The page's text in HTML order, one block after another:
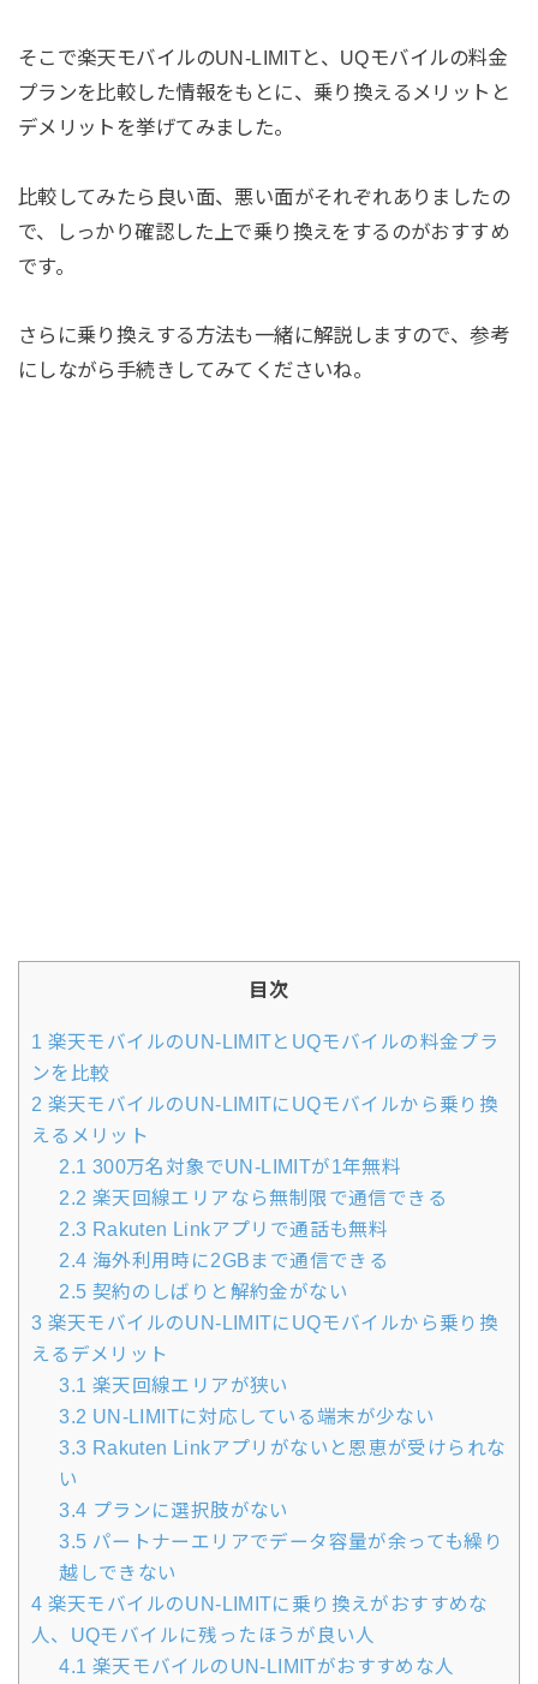
そこで楽天モバイルのUN-LIMITと、UQモバイルの料金
プランを比較した情報をもとに、乗り換えるメリットと
デメリットを挙げてみました。
比較してみたら良い面、悪い面がそれぞれありましたの
で、しっかり確認した上で乗り換えをするのがおすすめ
です。
さらに乗り換えする方法も一緒に解説しますので、参考
にしながら手続きしてみてくださいね。
目次
1 楽天モバイルのUN-LIMITとUQモバイルの料金プラ
ンを比較
2 楽天モバイルのUN-LIMITにUQモバイルから乗り換
えるメリット
2.1 300万名対象でUN-LIMITが1年無料
2.2 楽天回線エリアなら無制限で通信できる
2.3 Rakuten Linkアプリで通話も無料
2.4 海外利用時に2GBまで通信できる
2.5 契約のしばりと解約金がない
3 楽天モバイルのUN-LIMITにUQモバイルから乗り換
えるデメリット
3.1 楽天回線エリアが狭い
3.2 UN-LIMITに対応している端末が少ない
3.3 Rakuten Linkアプリがないと恩恵が受けられな
い
3.4 プランに選択肢がない
3.5 パートナーエリアでデータ容量が余っても繰り
越しできない
4 楽天モバイルのUN-LIMITに乗り換えがおすすめな
人、UQモバイルに残ったほうが良い人
4.1 楽天モバイルのUN-LIMITがおすすめな人